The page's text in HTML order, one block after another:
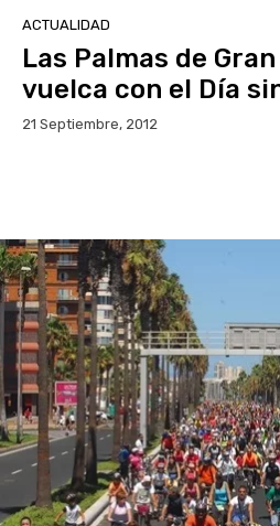
ACTUALIDAD
Las Palmas de
vuelca con el Día
21 Septiembre, 2012